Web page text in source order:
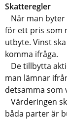
Skatteregler
När man byter
för ett pris som
utbyte. Vinst
komma ifråga.
De tillbytta
man lämnar
detsamma som
Värderingen
båda parter är